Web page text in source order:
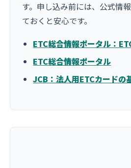
す。申し込み前には、公式情
ておくと安心です。
ETC総合情報ポータル：
ETC総合情報ポータル
JCB：法人用ETCカードの